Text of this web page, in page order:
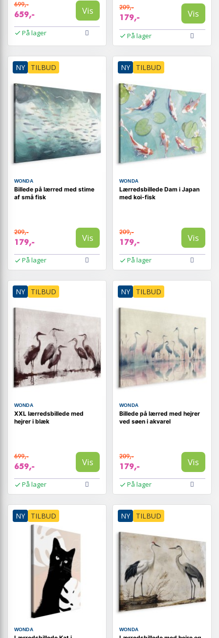
699,-
659,- Vis
På lager
209,-
179,- Vis
På lager
NY TILBUD
WONDA
Billede på lærred med stime
af små fisk
209,-
179,- Vis
På lager
NY TILBUD
WONDA
Lærredsbillede Dam i Japan
med koi-fisk
209,-
179,- Vis
På lager
NY TILBUD
WONDA
XXL lærredsbillede med
hejrer i blæk
699,-
659,- Vis
På lager
NY TILBUD
WONDA
Billede på lærred med hejrer
ved søen i akvarel
209,-
179,- Vis
På lager
NY TILBUD
WONDA
NY TILBUD
WONDA